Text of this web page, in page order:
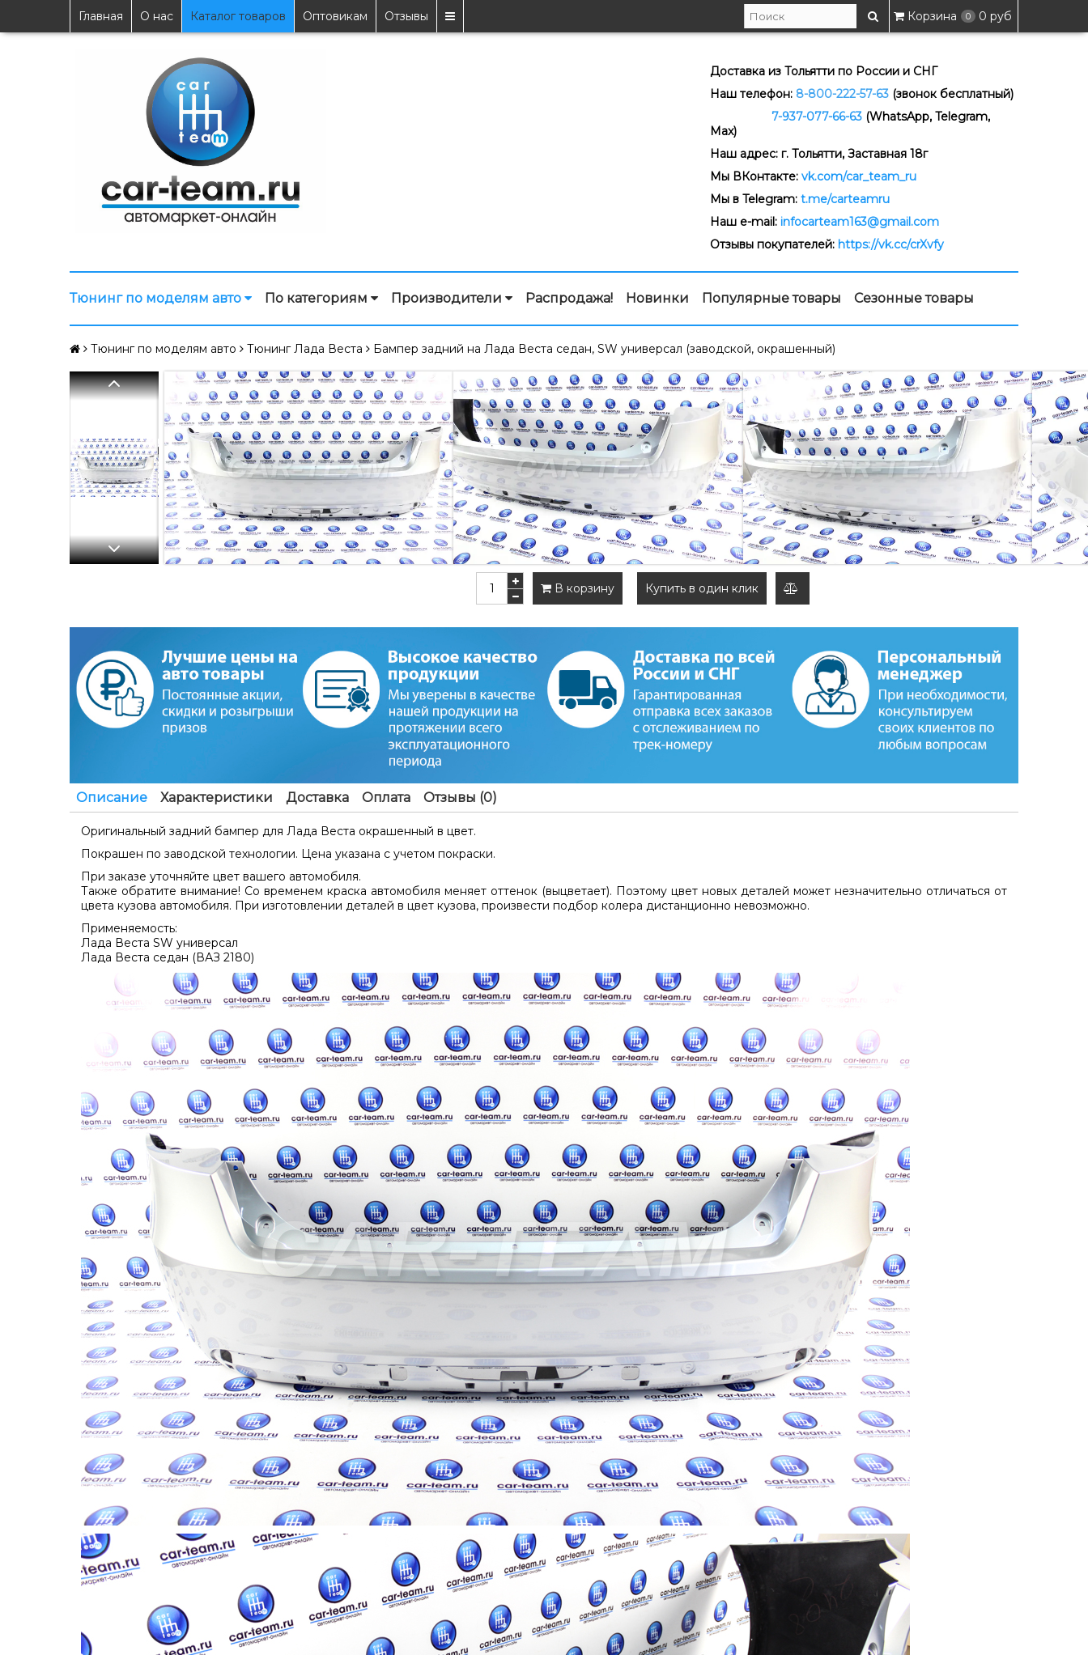
Главная О нас Каталог товаров Оптовикам Отзывы Корзина 0 0 руб
Доставка из Тольятти по России и СНГ
Наш телефон: 8-800-222-57-63 (звонок бесплатный)
7-937-077-66-63 (WhatsApp, Telegram,
Max)
Наш адрес: г. Тольятти, Заставная 18г
Мы ВКонтакте: vk.com/car_team_ru
Мы в Telegram: t.me/carteamru
Наш e-mail: infocarteam163@gmail.com
Отзывы покупателей: https://vk.cc/crXvfy
Тюнинг по моделям авто По категориям Производители Распродажа! Новинки Популярные товары Сезонные товары
Тюнинг по моделям авто Тюнинг Лада Веста Бампер задний на Лада Веста седан, SW универсал (заводской, окрашенный)
БАМПЕР ЗАДНИЙ НА ЛАДА ВЕСТА СЕДАН, SW УНИВЕРСАЛ
(ЗАВОДСКОЙ, ОКРАШЕННЫЙ)
При заказе указывайте цвет вашего авто или номер краски.
Артикул:139756135
Наличие:Есть в наличии
10 990 руб9 990 руб
В корзину Купить в один клик
сравнению
Описание Характеристики Доставка Оплата Отзывы (0)
Оригинальный задний бампер для Лада Веста окрашенный в цвет.
Покрашен по заводской технологии. Цена указана с учетом покраски.
При заказе уточняйте цвет вашего автомобиля.
Также обратите внимание! Со временем краска автомобиля меняет оттенок (выцветает). Поэтому цвет новых деталей может незначительно отличаться от
цвета кузова автомобиля. При изготовлении деталей в цвет кузова, произвести подбор колера дистанционно невозможно.
Применяемость:
Лада Веста SW универсал
Лада Веста седан (ВАЗ 2180)